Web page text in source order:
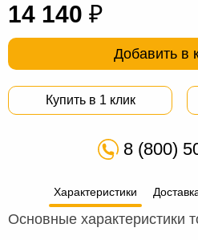
из
ротанга
Садовая
мебель
Косметологическое
оборудование
14 140 ₽
Добавить в
Купить в 1 клик
8 (800)
Характеристики
Основные характеристики